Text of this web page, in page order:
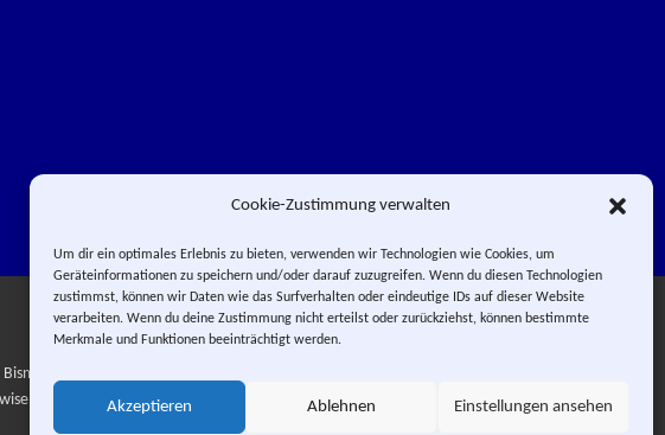
Cookie-Zustimmung verwalten
Um dir ein optimales Erlebnis zu bieten, verwenden wir Technologien wie Cookies, um
Geräteinformationen zu speichern und/oder darauf zuzugreifen. Wenn du diesen Technologien
zustimmst, können wir Daten wie das Surfverhalten oder eindeutige IDs auf dieser Website
verarbeiten. Wenn du deine Zustimmung nicht erteilst oder zurückziehst, können bestimmte
Merkmale und Funktionen beeinträchtigt werden.
Akzeptieren Ablehnen Einstellungen ansehen
Impressum Facebook
Instagram
E-Mail
RSS-Feed
© 1984 PIERROT.
stated, © Yuma City.